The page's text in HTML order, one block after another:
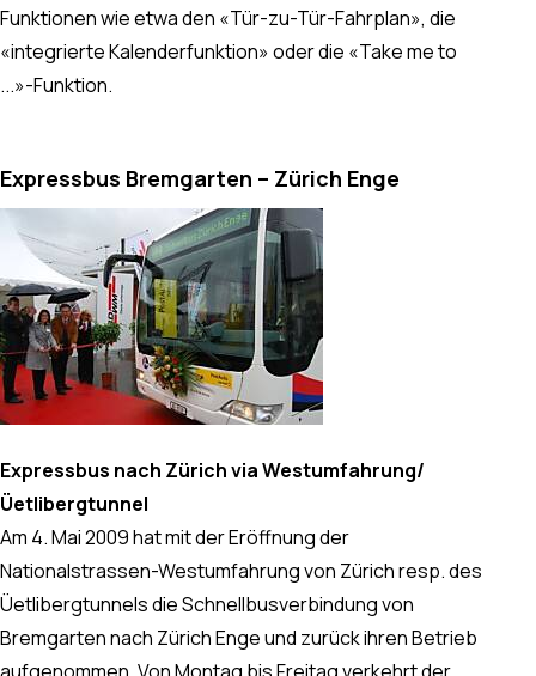
Funktionen wie etwa den «Tür-zu-Tür-Fahrplan», die
«integrierte Kalenderfunktion» oder die «Take me to
...»-Funktion.
Expressbus Bremgarten – Zürich Enge
Expressbus nach Zürich via Westumfahrung/
Üetlibergtunnel
Am 4. Mai 2009 hat mit der Eröffnung der
Nationalstrassen-Westumfahrung von Zürich resp. des
Üetlibergtunnels die Schnellbusverbindung von
Bremgarten nach Zürich Enge und zurück ihren Betrieb